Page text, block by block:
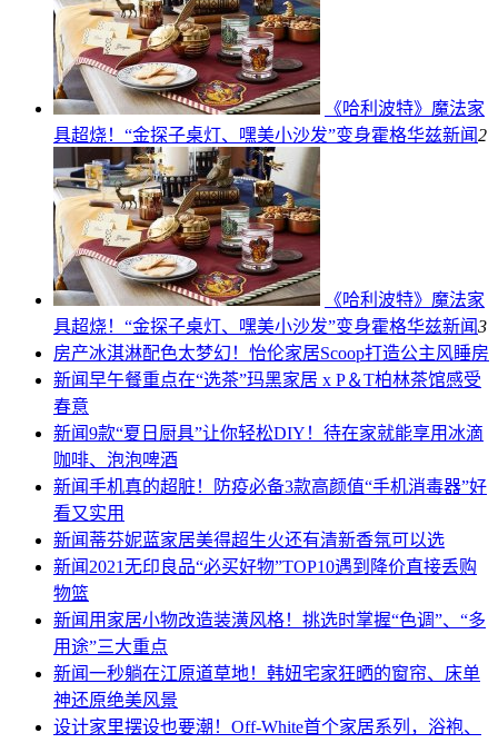
《哈利波特》魔法家
具超烧！“金探子桌灯、嘿美小沙发”变身霍格华兹新闻2
《哈利波特》魔法家
具超烧！“金探子桌灯、嘿美小沙发”变身霍格华兹新闻3
房产冰淇淋配色太梦幻！怡伦家居Scoop打造公主风睡房
新闻早午餐重点在“选茶”玛黑家居 x P＆T柏林茶馆感受
春意
新闻9款“夏日厨具”让你轻松DIY！待在家就能享用冰滴
咖啡、泡泡啤酒
新闻手机真的超脏！防疫必备3款高颜值“手机消毒器”好
看又实用
新闻 蒂芬妮蓝家居美得超生火还有清新香氛可以选
新闻2021无印良品“必买好物”TOP10遇到降价直接丢购
物篮
新闻 用家居小物改造装潢风格！挑选时掌握“色调”、“多
用途”三大重点
新闻一秒躺在江原道草地！韩妞宅家狂晒的窗帘、床单
神还原绝美风景
设计家里摆设也要潮！Off-White首个家居系列，浴袍、